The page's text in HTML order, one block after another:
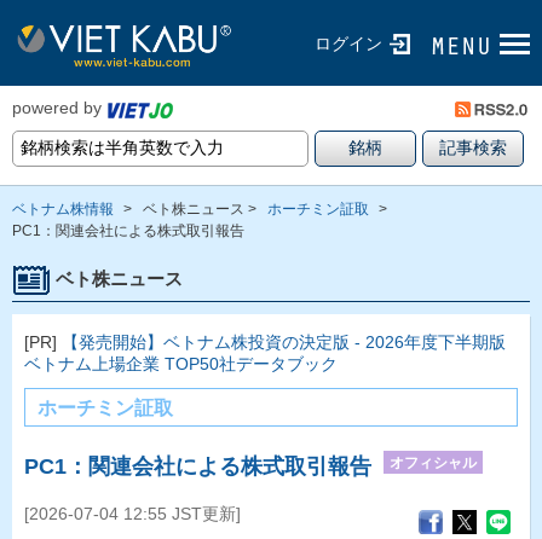
ログイン
powered by
ベトナム株情報 > ベト株ニュース > ホーチミン証取
>
PC1：関連会社による株式取引報告
ベト株ニュース
[PR]
【発売開始】ベトナム株投資の決定版 - 2026年度下半期版
ベトナム上場企業 TOP50社データブック
ホーチミン証取
PC1：関連会社による株式取引報告 オフィシャル
[2026-07-04 12:55 JST更新]